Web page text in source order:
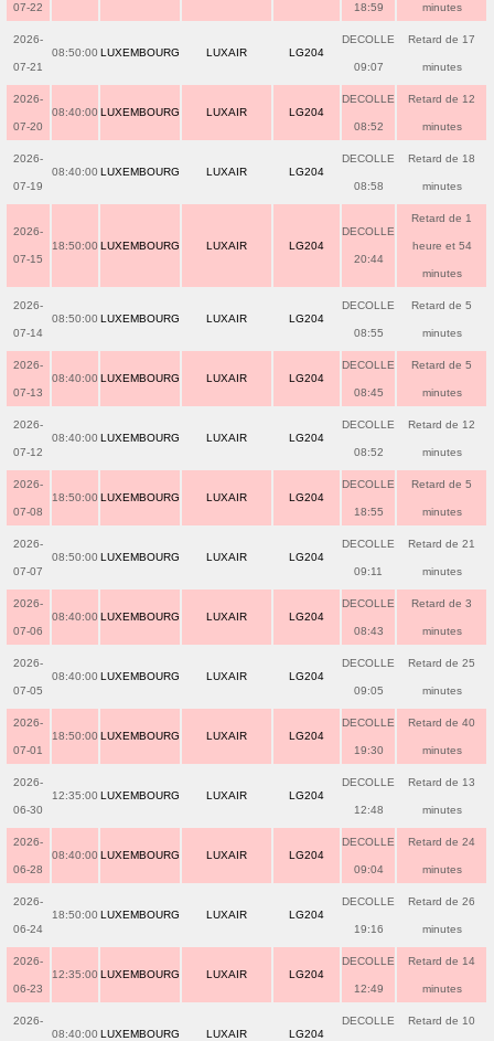
07-22 18:59 minutes
2026-
07-21
08:50:00 LUXEMBOURG LUXAIR LG204
DECOLLE
09:07
Retard de 17
minutes
2026-
07-20
08:40:00 LUXEMBOURG LUXAIR LG204
DECOLLE
08:52
Retard de 12
minutes
2026-
07-19
08:40:00 LUXEMBOURG LUXAIR LG204
DECOLLE
08:58
Retard de 18
minutes
2026-
07-15
18:50:00 LUXEMBOURG LUXAIR LG204
DECOLLE
20:44
Retard de 1
heure et 54
minutes
2026-
07-14
08:50:00 LUXEMBOURG LUXAIR LG204
DECOLLE
08:55
Retard de 5
minutes
2026-
07-13
08:40:00 LUXEMBOURG LUXAIR LG204
DECOLLE
08:45
Retard de 5
minutes
2026-
07-12
08:40:00 LUXEMBOURG LUXAIR LG204
DECOLLE
08:52
Retard de 12
minutes
2026-
07-08
18:50:00 LUXEMBOURG LUXAIR LG204
DECOLLE
18:55
Retard de 5
minutes
2026-
07-07
08:50:00 LUXEMBOURG LUXAIR LG204
DECOLLE
09:11
Retard de 21
minutes
2026-
07-06
08:40:00 LUXEMBOURG LUXAIR LG204
DECOLLE
08:43
Retard de 3
minutes
2026-
07-05
08:40:00 LUXEMBOURG LUXAIR LG204
DECOLLE
09:05
Retard de 25
minutes
2026-
07-01
18:50:00 LUXEMBOURG LUXAIR LG204
DECOLLE
19:30
Retard de 40
minutes
2026-
06-30
12:35:00 LUXEMBOURG LUXAIR LG204
DECOLLE
12:48
Retard de 13
minutes
2026-
06-28
08:40:00 LUXEMBOURG LUXAIR LG204
DECOLLE
09:04
Retard de 24
minutes
2026-
06-24
18:50:00 LUXEMBOURG LUXAIR LG204
DECOLLE
19:16
Retard de 26
minutes
2026-
06-23
12:35:00 LUXEMBOURG LUXAIR LG204
DECOLLE
12:49
Retard de 14
minutes
2026-
08:40:00 LUXEMBOURG LUXAIR LG204
DECOLLE Retard de 10